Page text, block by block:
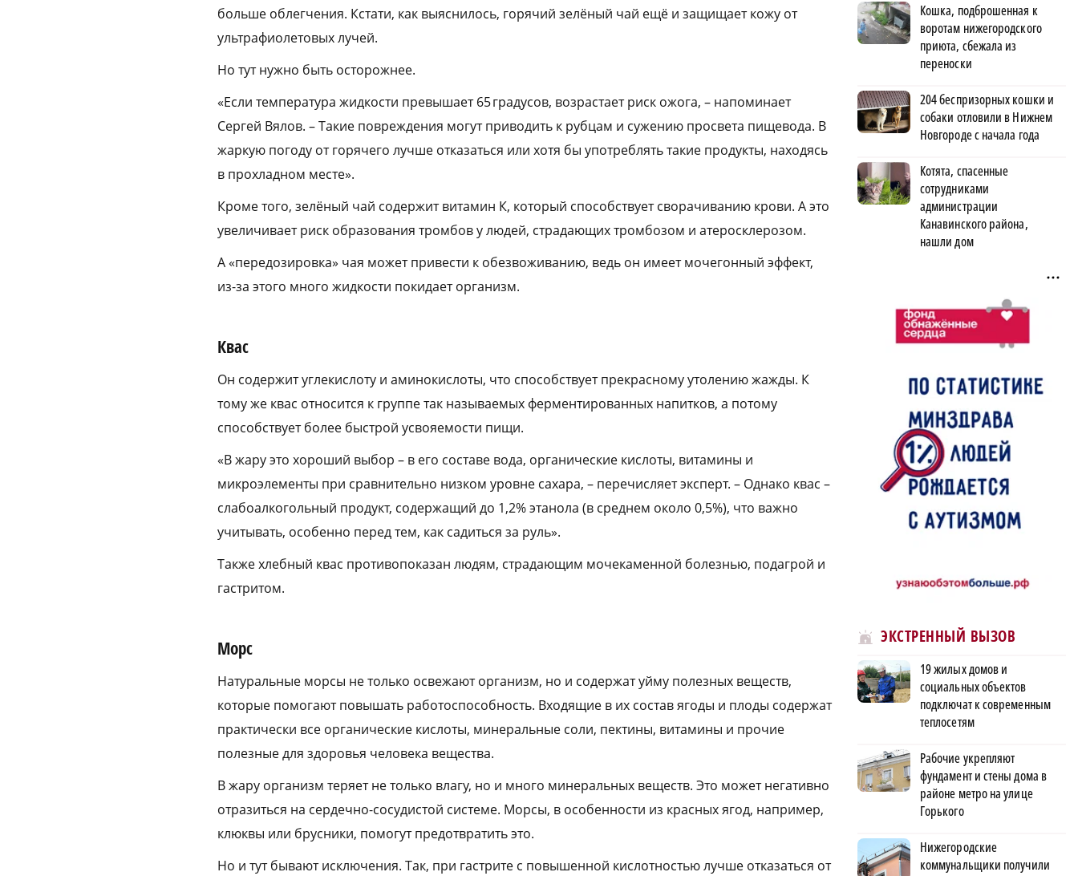
больше облегчения. Кстати, как выяснилось, горячий зелёный чай ещё и защищает кожу от
ультрафиолетовых лучей.
Но тут нужно быть осторожнее.
«Если температура жидкости превышает 65 градусов, возрастает риск ожога, – напоминает
Сергей Вялов. – Такие повреждения могут приводить к рубцам и сужению просвета пищевода. В
жаркую погоду от горячего лучше отказаться или хотя бы употреблять такие продукты, находясь
в прохладном месте».
Кроме того, зелёный чай содержит витамин К, который способствует сворачиванию крови. А это
увеличивает риск образования тромбов у людей, страдающих тромбозом и атеросклерозом.
А «передозировка» чая может привести к обезвоживанию, ведь он имеет мочегонный эффект,
из-за этого много жидкости покидает организм.
Квас
Он содержит углекислоту и аминокислоты, что способствует прекрасному утолению жажды. К
тому же квас относится к группе так называемых ферментированных напитков, а потому
способствует более быстрой усвояемости пищи.
«В жару это хороший выбор – в его составе вода, органические кислоты, витамины и
микроэлементы при сравнительно низком уровне сахара, – перечисляет эксперт. – Однако квас –
слабоалкогольный продукт, содержащий до 1,2% этанола (в среднем около 0,5%), что важно
учитывать, особенно перед тем, как садиться за руль».
Также хлебный квас противопоказан людям, страдающим мочекаменной болезнью, подагрой и
гастритом.
Морс
Натуральные морсы не только освежают организм, но и содержат уйму полезных веществ,
которые помогают повышать работоспособность. Входящие в их состав ягоды и плоды содержат
практически все органические кислоты, минеральные соли, пектины, витамины и прочие
полезные для здоровья человека вещества.
В жару организм теряет не только влагу, но и много минеральных веществ. Это может негативно
отразиться на сердечно-сосудистой системе. Морсы, в особенности из красных ягод, например,
клюквы или брусники, помогут предотвратить это.
Но и тут бывают исключения. Так, при гастрите с повышенной кислотностью лучше отказаться от
Кошка, подброшенная к
воротам нижегородского
приюта, сбежала из
переноски
204 беспризорных кошки и
собаки отловили в Нижнем
Новгороде с начала года
Котята, спасенные
сотрудниками
администрации
Канавинского района,
нашли дом
ЭКСТРЕННЫЙ ВЫЗОВ
19 жилых домов и
социальных объектов
подключат к современным
теплосетям
Рабочие укрепляют
фундамент и стены дома в
районе метро на улице
Горького
Нижегородские
коммунальщики получили